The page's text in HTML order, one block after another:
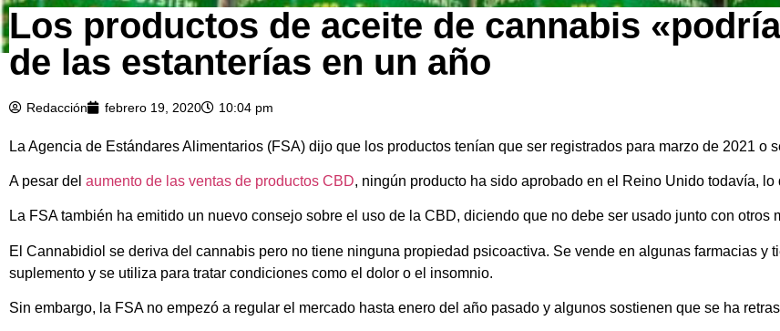
Los productos de aceite de cannabis
de las estanterías en un año
Redacción febrero 19, 2020 10:04 pm
La Agencia de Estándares Alimentarios (FSA) dijo que los productos tenían que ser registrados para marzo de 2021 o
A pesar del aumento de las ventas de productos CBD, ningún producto ha sido aprobado en el Reino Unido todavía,
La FSA también ha emitido un nuevo consejo sobre el uso de la CBD, diciendo que no debe ser usado junto con otros
El Cannabidiol se deriva del cannabis pero no tiene ninguna propiedad psicoactiva. Se vende en algunas farmacias y
suplemento y se utiliza para tratar condiciones como el dolor o el insomnio.
Sin embargo, la FSA no empezó a regular el mercado hasta enero del año pasado y algunos sostienen que se ha